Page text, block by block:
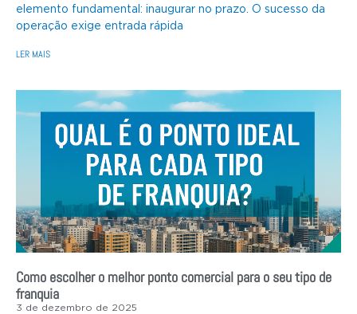
elemento fundamental: inaugurar no prazo. O sucesso da
operação exige entrada rápida
LER MAIS
Como escolher o melhor ponto comercial para o seu tipo de
franquia
3 de dezembro de 2025